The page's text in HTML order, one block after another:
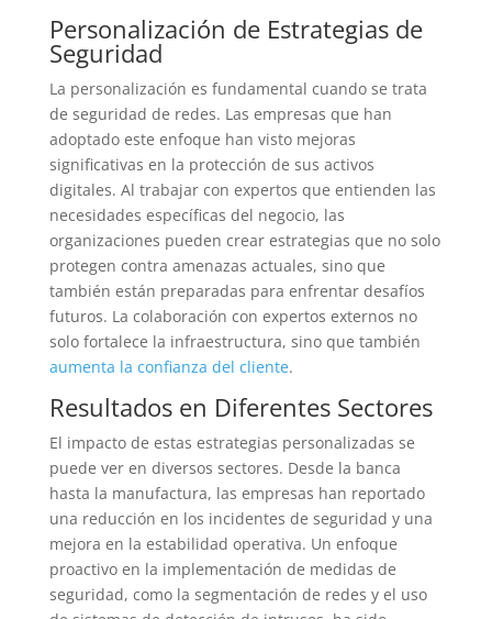
Personalización de Estrategias de
Seguridad
La personalización es fundamental cuando se trata
de seguridad de redes. Las empresas que han
adoptado este enfoque han visto mejoras
significativas en la protección de sus activos
digitales. Al trabajar con expertos que entienden las
necesidades específicas del negocio, las
organizaciones pueden crear estrategias que no solo
protegen contra amenazas actuales, sino que
también están preparadas para enfrentar desafíos
futuros. La colaboración con expertos externos no
solo fortalece la infraestructura, sino que también
aumenta la confianza del cliente.
Resultados en Diferentes Sectores
El impacto de estas estrategias personalizadas se
puede ver en diversos sectores. Desde la banca
hasta la manufactura, las empresas han reportado
una reducción en los incidentes de seguridad y una
mejora en la estabilidad operativa. Un enfoque
proactivo en la implementación de medidas de
seguridad, como la segmentación de redes y el uso